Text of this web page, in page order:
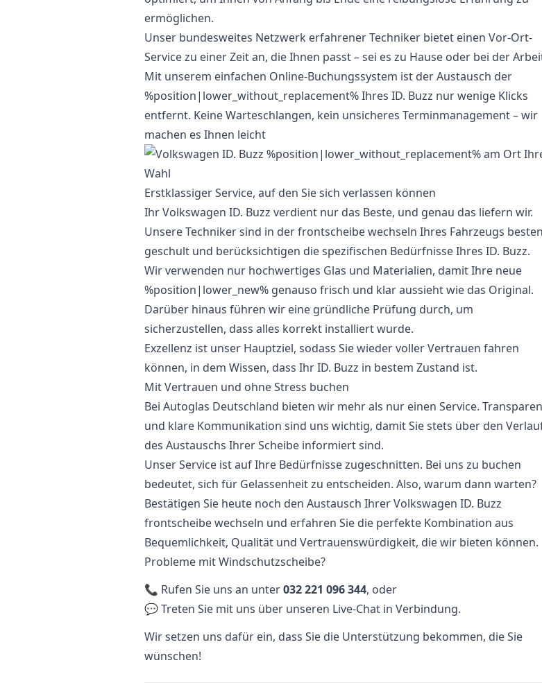
ermöglichen.
Unser bundesweites Netzwerk erfahrener Techniker bietet einen Vor-Ort-
Service zu einer Zeit an, die Ihnen passt – sei es zu Hause oder bei der
Mit unserem einfachen Online-Buchungssystem ist der Austausch der
%position|lower_without_replacement% Ihres ID. Buzz nur wenige Klicks
entfernt. Keine Warteschlangen, kein unsicheres Terminmanagement – wir
machen es Ihnen leicht
Erstklassiger Service, auf den Sie sich verlassen können
Ihr Volkswagen ID. Buzz verdient nur das Beste, und genau das liefern wir.
Unsere Techniker sind in der frontscheibe wechseln Ihres Fahrzeugs
geschult und berücksichtigen die spezifischen Bedürfnisse Ihres ID. Buzz.
Wir verwenden nur hochwertiges Glas und Materialien, damit Ihre neue
%position|lower_new% genauso frisch und klar aussieht wie das Original.
Darüber hinaus führen wir eine gründliche Prüfung durch, um
sicherzustellen, dass alles korrekt installiert wurde.
Exzellenz ist unser Hauptziel, sodass Sie wieder voller Vertrauen fahren
können, in dem Wissen, dass Ihr ID. Buzz in bestem Zustand ist.
Mit Vertrauen und ohne Stress buchen
Bei Autoglas Deutschland bieten wir mehr als nur einen Service.
und klare Kommunikation sind uns wichtig, damit Sie stets über den
des Austauschs Ihrer Scheibe informiert sind.
Unser Service ist auf Ihre Bedürfnisse zugeschnitten. Bei uns zu buchen
bedeutet, sich für Gelassenheit zu entscheiden. Also, warum dann warten?
Bestätigen Sie heute noch den Austausch Ihrer Volkswagen ID. Buzz
frontscheibe wechseln und erfahren Sie die perfekte Kombination aus
Bequemlichkeit, Qualität und Vertrauenswürdigkeit, die wir bieten können.
Probleme mit Windschutzscheibe?
📞 Rufen Sie uns an unter032 221 096 344, oder
💬 Treten Sie mit uns über unseren Live-Chat in Verbindung.
Wir setzen uns dafür ein, dass Sie die Unterstützung bekommen, die Sie
wünschen!